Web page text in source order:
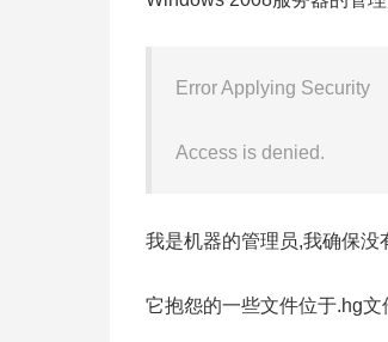
Error Applying Security
Access is denied.
我是机器的管理员,我确保
它抱怨的一些文件位于.hg